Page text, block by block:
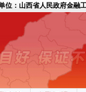
位：山西省人民政府金融